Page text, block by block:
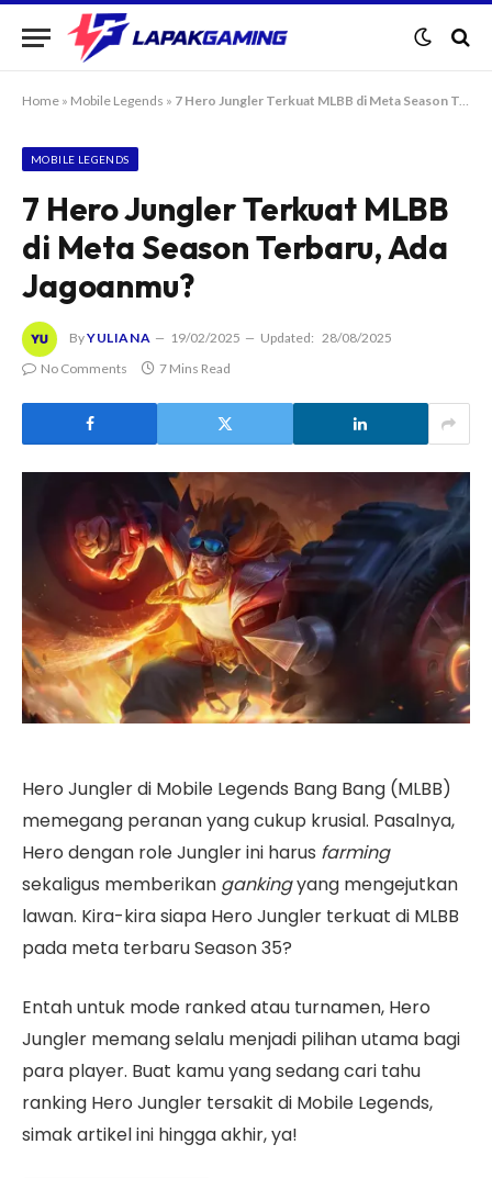
Home » Mobile Legends » 7 Hero Jungler Terkuat MLBB di Meta Season Terbaru, Ada Jagoanmu?
MOBILE LEGENDS
7 Hero Jungler Terkuat MLBB
di Meta Season Terbaru, Ada
Jagoanmu?
ByYULIANA 19/02/2025 Updated: 28/08/2025
No Comments
7 Mins Read
Hero Jungler di Mobile Legends Bang Bang (MLBB)
memegang peranan yang cukup krusial. Pasalnya,
Hero dengan role Jungler ini harus farming
sekaligus memberikan gankingyang mengejutkan
lawan. Kira-kira siapa Hero Jungler terkuat di MLBB
pada meta terbaru Season 35?
Entah untuk mode ranked atau turnamen, Hero
Jungler memang selalu menjadi pilihan utama bagi
para player. Buat kamu yang sedang cari tahu
ranking Hero Jungler tersakit di Mobile Legends,
simak artikel ini hingga akhir, ya!